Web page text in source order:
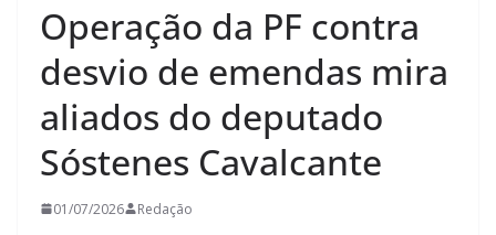
Operação da PF contra
desvio de emendas mira
aliados do deputado
Sóstenes Cavalcante
01/07/2026 Redação